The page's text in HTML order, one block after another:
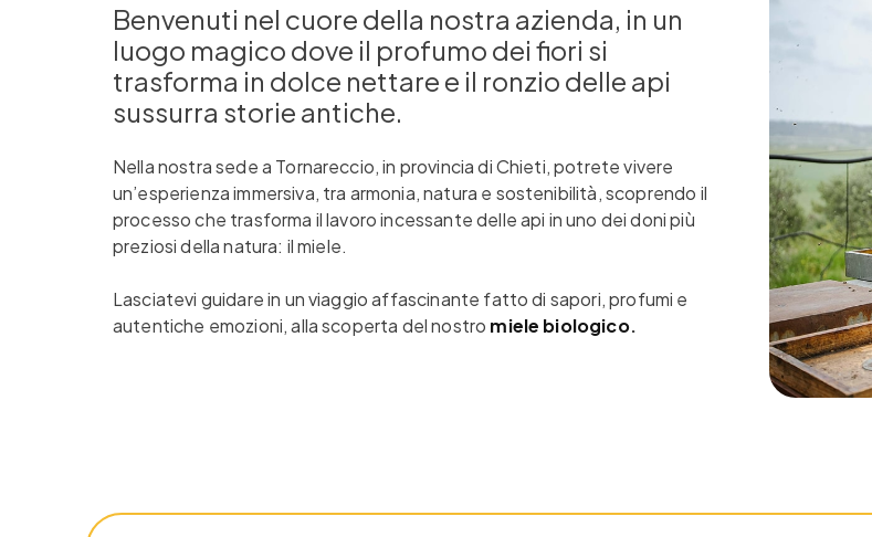
Benvenuti nel cuore della nostra azienda, in un
luogo magico dove il profumo dei fiori si
trasforma in dolce nettare e il ronzio delle api
sussurra storie antiche.
Nella nostra sede a Tornareccio, in provincia di Chieti, potrete vivere
un’esperienza immersiva, tra armonia, natura e sostenibilità, scoprendo il
processo che trasforma il lavoro incessante delle api in uno dei doni più
preziosi della natura: il miele.
Lasciatevi guidare in un viaggio affascinante fatto di sapori, profumi e
autentiche emozioni, alla scoperta del nostro miele biologico.